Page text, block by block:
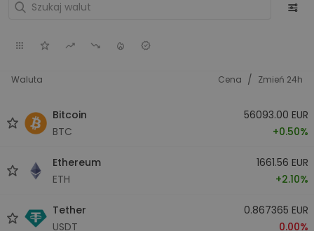
Waluta Cena / Zmień 24h
Bitcoin
BTC
56093.00 EUR
+0.50%
Ethereum
ETH
1661.56 EUR
+2.10%
Tether
USDT
0.867365 EUR
0.00%